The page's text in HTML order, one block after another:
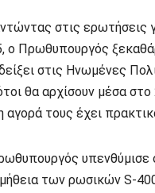
στις ερωτήσεις
ο Πρωθυπουργός
στις Ηνωμένες
θα αρχίσουν μέσα
αγορά τους έχει
υπενθύμισε
των ρωσικών S-